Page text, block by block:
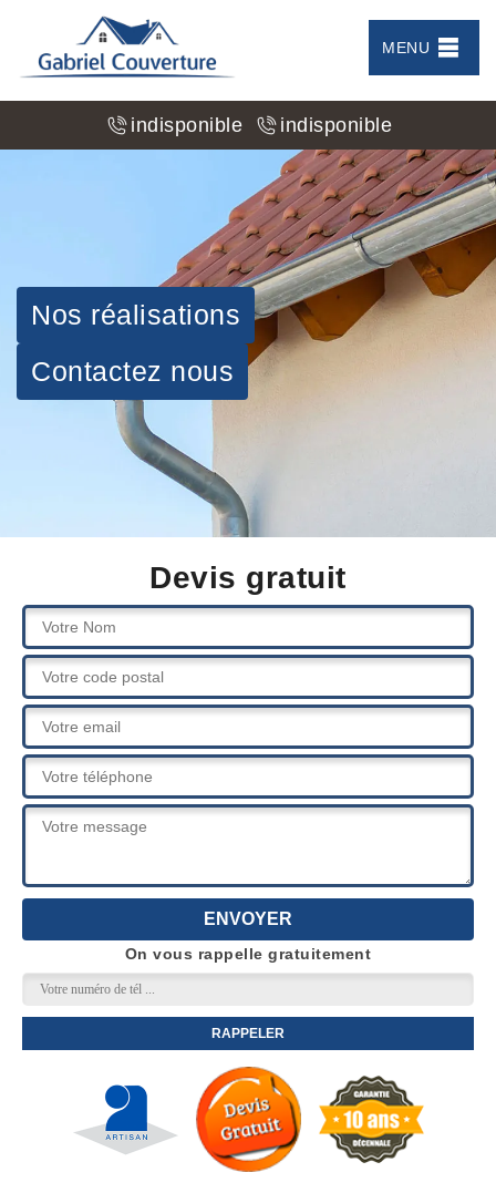
MENU
indisponible indisponible
Nos réalisations
Contactez nous
Devis gratuit
On vous rappelle gratuitement